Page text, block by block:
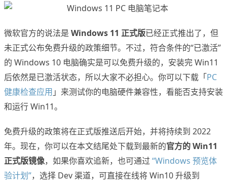
微软官方的说法是Windows 11 正式版已经正式推出了，但
未正式公布免费升级的政策细节。不过，符合条件的“已激活”
的 Windows 10 电脑确实是可以免费升级的，安装完 Win11
后依然是已激活状态，所以大家不必担心。你可以下载「PC
健康检查应用 」来测试你的电脑硬件兼容性，看能否支持安装
和运行 Win11。
免费升级的政策将在正式版推送后开始，并将持续到 2022
年。现在，你可以在本文结尾处下载到最新的官方的 Win11
正式版镜像，如果你喜欢追新，也可通过“Windows 预览体
验计划”，选择 Dev 渠道，可直接在线将 Win10 升级到